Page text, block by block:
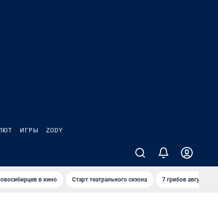
ИГРЫ ZODY
в кино Старт театрального сезона 7 грибов августа